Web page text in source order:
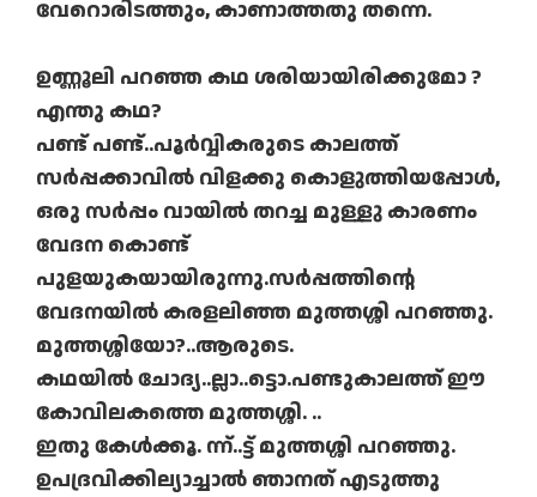
വേറൊരിടത്തും, കാണാത്തതു തന്നെ.
ഉണ്ണൂലി പറഞ്ഞ കഥ ശരിയായിരിക്കുമോ ?
എന്തു കഥ?
പണ്ട് പണ്ട്..പൂർവ്വികരുടെ കാലത്ത്
സർപ്പക്കാവിൽ വിളക്കു കൊളുത്തിയപ്പോൾ,
ഒരു സർപ്പം വായിൽ തറച്ച മുള്ളു കാരണം
വേദന കൊണ്ട്
പുളയുകയായിരുന്നു.സർപ്പത്തിന്റെ
വേദനയിൽ കരളലിഞ്ഞ മുത്തശ്ശി പറഞ്ഞു.
മുത്തശ്ശിയോ?..ആരുടെ.
കഥയിൽ ചോദ്യ..ല്ലാ..ട്ടൊ.പണ്ടുകാലത്ത് ഈ
കോവിലകത്തെ മുത്തശ്ശി. ..
ഇതു കേൾക്കൂ. ന്ന്..ട്ട് മുത്തശ്ശി പറഞ്ഞു.
ഉപദ്രവിക്കില്യാച്ചാൽ ഞാനത് എടുത്തു